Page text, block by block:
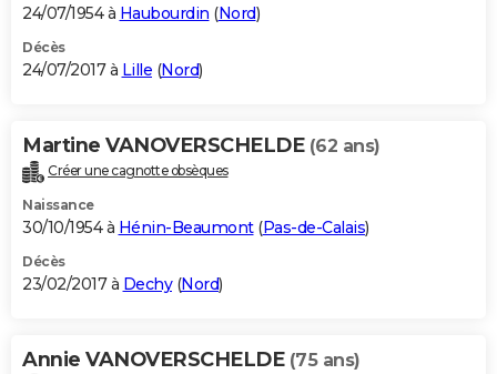
24/07/1954 à Haubourdin (Nord)
Décès
24/07/2017 à Lille (Nord)
Martine VANOVERSCHELDE (62 ans)
Créer une cagnotte obsèques
Naissance
30/10/1954 à Hénin-Beaumont(Pas-de-Calais)
Décès
23/02/2017 à Dechy(Nord)
Annie VANOVERSCHELDE (75 ans)